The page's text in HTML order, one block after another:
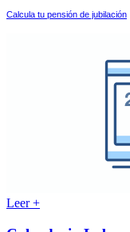
Calcula tu pensión de jubilación
Leer +